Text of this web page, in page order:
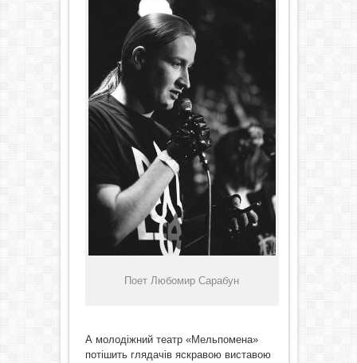
Поет Любомир Сарабун
А молодіжний театр «Мельпомена»
потішить глядачів яскравою виставою